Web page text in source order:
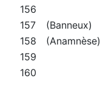
156
157
(Banneux)
158
(Anamnèse)
159
160